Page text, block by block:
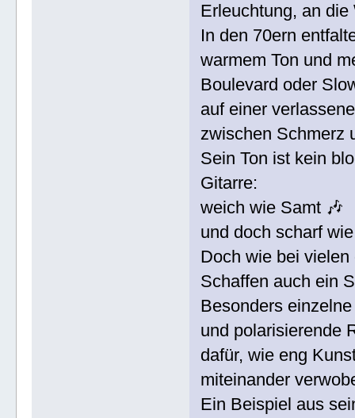
Erleuchtung, an die
In den 70ern
warmem Ton und
Boulevard oder
auf einer
zwischen Schmerz
Sein Ton ist kein
Gitarre:
weich wie Samt 🎶
und doch scharf
Doch wie bei
Schaffen auch ein
Besonders
und polarisierende
dafür, wie eng
miteinander
Ein Beispiel aus